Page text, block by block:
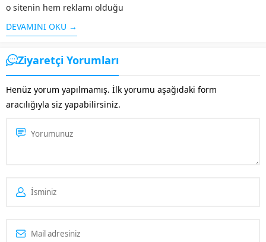
o sitenin hem reklamı olduğu
kadar hem de arama
motorlarında üst sırada yer
alması için önemli bir kriterdir.
Sitenin güvenilirliği arttığı...
DEVAMINI OKU →
Ziyaretçi Yorumları
Henüz yorum yapılmamış. İlk yorumu aşağıdaki form
aracılığıyla siz yapabilirsiniz.